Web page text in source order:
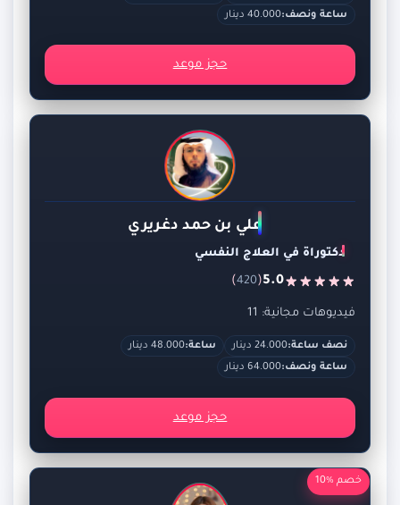
ساعة ونصف:40.000 دينار
حجز موعد
علي بن حمد دغريري
دكتوراة في العلاج النفسي
5.0
(
420
)
فيديوهات مجانية: 11
نصف ساعة:24.000 دينار ساعة:48.000 دينار
ساعة ونصف:64.000 دينار
حجز موعد
خصم %10